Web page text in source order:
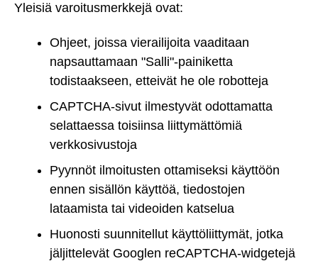
Yleisiä varoitusmerkkejä ovat:
Ohjeet, joissa vierailijoita vaaditaan
napsauttamaan "Salli"-painiketta
todistaakseen, etteivät he ole robotteja
CAPTCHA-sivut ilmestyvät odottamatta
selattaessa toisiinsa liittymättömiä
verkkosivustoja
Pyynnöt ilmoitusten ottamiseksi käyttöön
ennen sisällön käyttöä, tiedostojen
lataamista tai videoiden katselua
Huonosti suunnitellut käyttöliittymät, jotka
jäljittelevät Googlen reCAPTCHA-widgetejä